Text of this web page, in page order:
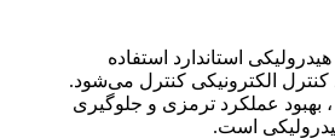
استاندارد استفاده
الکترونیکی کنترل می‌شود.
هدف اصلی سیستم ABS ، بهبود عملکرد ترمزی و جلوگیری
است.